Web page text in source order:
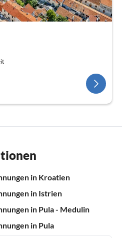
in Kroatien
in Istrien
in Pula - Medulin
in Pula